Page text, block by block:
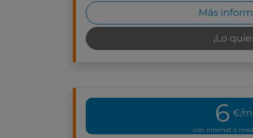
Más
¡Lo
6 €/
con internet o